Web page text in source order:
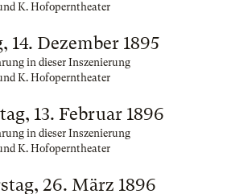
K. Hofoperntheater
14. Dezember 1895
in dieser Inszenierung
K. Hofoperntheater
13. Februar 1896
in dieser Inszenierung
K. Hofoperntheater
26. März 1896